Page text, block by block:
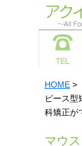
HOME >
ピース型
科矯正が
マウ